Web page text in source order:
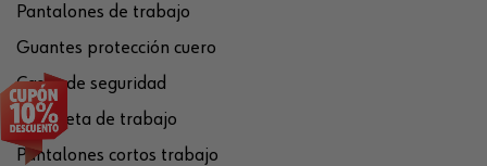
Pantalones de trabajo
Guantes protección cuero
Casco de seguridad
Chaqueta de trabajo
Pantalones cortos trabajo